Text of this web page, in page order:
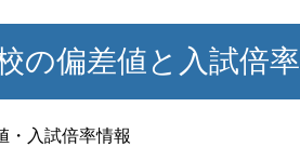
の偏差値と入試倍率
・入試倍率情報